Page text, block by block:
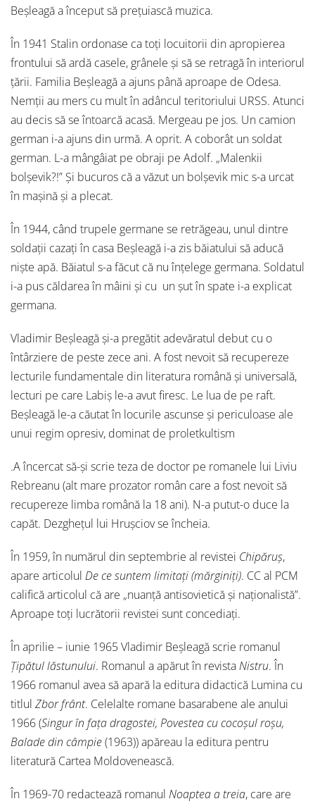
Beșleagă a început să prețuiască muzica.
În 1941 Stalin ordonase ca toți locuitorii din apropierea
frontului să ardă casele, grânele și să se retragă în interiorul
țării. Familia Beșleagă a ajuns până aproape de Odesa.
Nemții au mers cu mult în adâncul teritoriului URSS. Atunci
au decis să se întoarcă acasă. Mergeau pe jos. Un camion
german i-a ajuns din urmă. A oprit. A coborât un soldat
german. L-a mângâiat pe obraji pe Adolf. „Malenkii
bolșevik?!” Și bucuros că a văzut un bolșevik mic s-a urcat
în mașină și a plecat.
În 1944, când trupele germane se retrăgeau, unul dintre
soldații cazați în casa Beșleagă i-a zis băiatului să aducă
niște apă. Băiatul s-a făcut că nu înțelege germana. Soldatul
i-a pus căldarea în mâini și cu un șut în spate i-a explicat
germana.
Vladimir Beșleagă și-a pregătit adevăratul debut cu o
întârziere de peste zece ani. A fost nevoit să recupereze
lecturile fundamentale din literatura română și universală,
lecturi pe care Labiș le-a avut firesc. Le lua de pe raft.
Beșleagă le-a căutat în locurile ascunse și periculoase ale
unui regim opresiv, dominat de proletkultism
.A încercat să-și scrie teza de doctor pe romanele lui Liviu
Rebreanu (alt mare prozator român care a fost nevoit să
recupereze limba română la 18 ani). N-a putut-o duce la
capăt. Dezghețul lui Hrușciov se încheia.
În 1959, în numărul din septembrie al revistei Chipăruș,
apare articolul De ce suntem limitați (mărginiți). CC al PCM
califică articolul că are „nuanță antisovietică și naționalistă”.
Aproape toți lucrătorii revistei sunt concediați.
În aprilie – iunie 1965 Vladimir Beșleagă scrie romanul
Țipătul lăstunului. Romanul a apărut în revistaNistru. În
1966 romanul avea să apară la editura didactică Lumina cu
titlul Zbor frânt. Celelalte romane basarabene ale anului
1966 (Singur în fața dragostei, Povestea cu cocoșul roșu,
Balade din câmpie(1963)) apăreau la editura pentru
literatură Cartea Moldovenească.
În 1969-70 redactează romanul Noaptea a treia, care are